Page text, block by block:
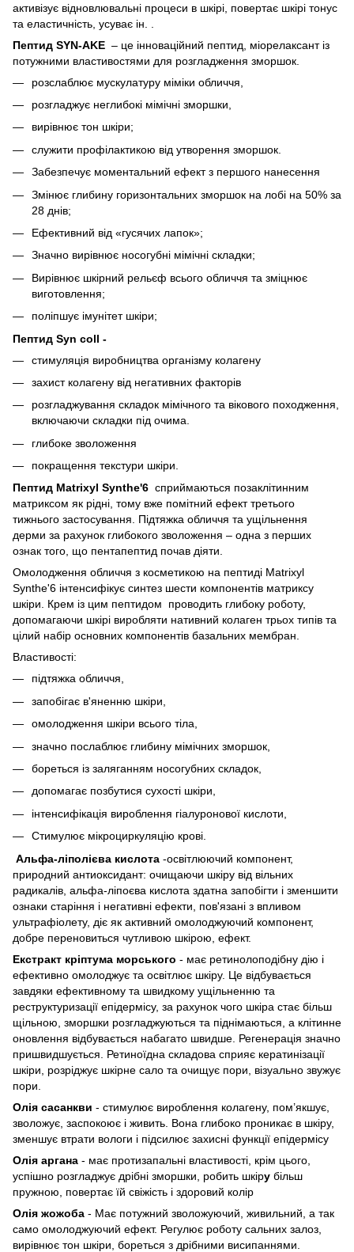
активізує відновлювальні процеси в шкірі, повертає шкірі тонус
та еластичність, усуває ін. .
Пептид SYN-AKE – це інноваційний пептид, міорелаксант із
потужними властивостями для розгладження зморшок.
розслаблює мускулатуру міміки обличчя,
розгладжує неглибокі мімічні зморшки,
вирівнює тон шкіри;
служити профілактикою від утворення зморшок.
Забезпечує моментальний ефект з першого нанесення
Змінює глибину горизонтальних зморшок на лобі на 50% за
28 днів;
Ефективний від «гусячих лапок»;
Значно вирівнює носогубні мімічні складки;
Вирівнює шкірний рельєф всього обличчя та зміцнює
виготовлення;
поліпшує імунітет шкіри;
Пептид Syn coll -
стимуляція виробництва організму колагену
захист колагену від негативних факторів
розгладжування складок мімічного та вікового походження,
включаючи складки під очима.
глибоке зволоження
покращення текстури шкіри.
Пептид Matrixyl Synthe'6 сприймаються позаклітинним
матриксом як рідні, тому вже помітний ефект третього
тижнього застосування. Підтяжка обличчя та ущільнення
дерми за рахунок глибокого зволоження – одна з перших
ознак того, що пентапептид почав діяти.
Омолодження обличчя з косметикою на пептиді Matrixyl
Synthe'6 інтенсифікує синтез шести компонентів матриксу
шкіри. Крем із цим пептидом проводить глибоку роботу,
допомагаючи шкірі виробляти нативний колаген трьох типів та
цілий набір основних компонентів базальних мембран.
Властивості:
підтяжка обличчя,
запобігає в'яненню шкіри,
омолодження шкіри всього тіла,
значно послаблює глибину мімічних зморшок,
бореться із заляганням носогубних складок,
допомагає позбутися сухості шкіри,
інтенсифікація вироблення гіалуронової кислоти,
Стимулює мікроциркуляцію крові.
Альфа-ліполієва кислота -освітлюючий компонент,
природний антиоксидант: очищаючи шкіру від вільних
радикалів, альфа-ліпоєва кислота здатна запобігти і зменшити
ознаки старіння і негативні ефекти, пов'язані з впливом
ультрафіолету, діє як активний омолоджуючий компонент,
добре переновиться чутливою шкірою, ефект.
Екстракт кріптума морського - має ретинолоподібну дію і
ефективно омолоджує та освітлює шкіру. Це відбувається
завдяки ефективному та швидкому ущільненню та
реструктуризації епідермісу, за рахунок чого шкіра стає більш
щільною, зморшки розгладжуються та піднімаються, а клітинне
оновлення відбувається набагато швидше. Регенерація значно
пришвидшується. Ретиноїдна складова сприяє кератинізації
шкіри, розріджує шкірне сало та очищує пори, візуально звужує
пори.
Олія сасанкви - стимулює вироблення колагену, пом’якшує,
зволожує, заспокоює і живить. Вона глибоко проникає в шкіру,
зменшує втрати вологи і підсилює захисні функції епідермісу
Олія аргана - має протизапальні властивості, крім цього,
успішно розгладжує дрібні зморшки, робить шкіру більш
пружною, повертає їй свіжість і здоровий колір
Олія жожоба - Має потужний зволожуючий, живильний, а так
само омолоджуючий ефект. Регулює роботу сальних залоз,
вирівнює тон шкіри, бореться з дрібними висипаннями.